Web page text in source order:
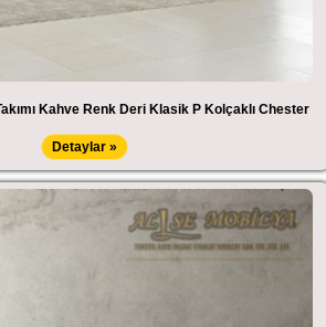
Kahve Renk Deri Klasik P Kolçaklı Chester
Detaylar »